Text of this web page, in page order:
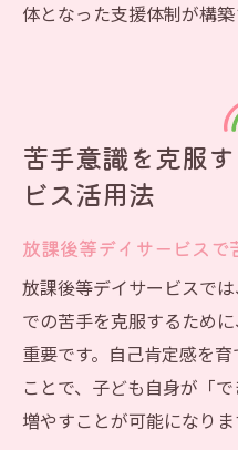
体となった支援体制が構築
苦手意識を克服
ビス活用法
放課後等デイサービス
放課後等デイサービスで
での苦手を克服するため
重要です。自己肯定感を
ことで、子ども自身が「
増やすことが可能になりま